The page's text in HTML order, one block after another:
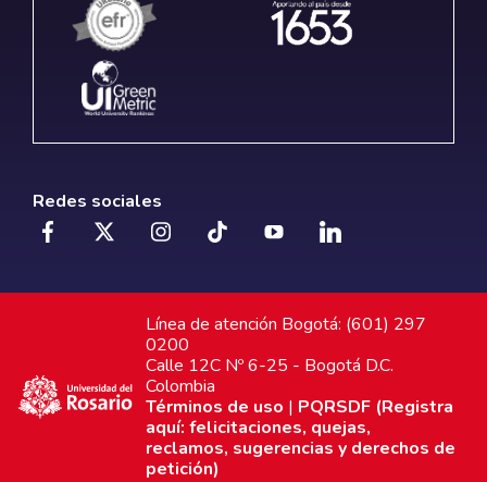
Redes sociales
Línea de atención Bogotá: (601) 297
0200
Calle 12C Nº 6-25 - Bogotá D.C.
Colombia
Términos de uso | PQRSDF (Registra
aquí: felicitaciones, quejas,
reclamos, sugerencias y derechos de
petición)